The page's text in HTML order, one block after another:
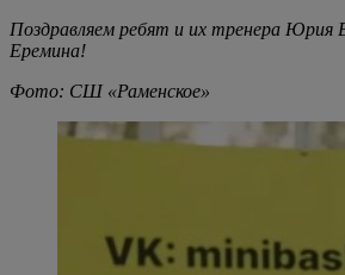
Поздравляем ребят и их тренера Юрия
Еремина!
Фото: СШ «Раменское»